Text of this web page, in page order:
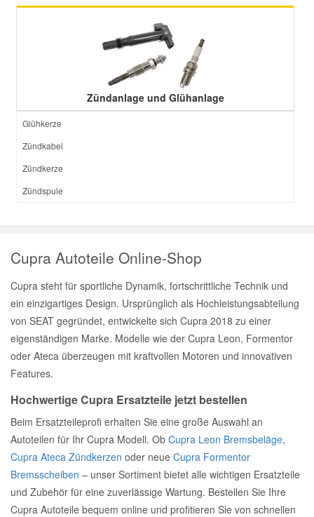
Zündanlage und Glühanlage
Glühkerze
Zündkabel
Zündkerze
Zündspule
Cupra Autoteile Online-Shop
Cupra steht für sportliche Dynamik, fortschrittliche Technik und
ein einzigartiges Design. Ursprünglich als Hochleistungsabteilung
von SEAT gegründet, entwickelte sich Cupra 2018 zu einer
eigenständigen Marke. Modelle wie der Cupra Leon, Formentor
oder Ateca überzeugen mit kraftvollen Motoren und innovativen
Features.
Hochwertige Cupra Ersatzteile jetzt bestellen
Beim Ersatzteileprofi erhalten Sie eine große Auswahl an
Autoteilen für Ihr Cupra Modell. Ob Cupra Leon Bremsbeläge,
Cupra Ateca Zündkerzen oder neue Cupra Formentor
Bremsscheiben – unser Sortiment bietet alle wichtigen Ersatzteile
und Zubehör für eine zuverlässige Wartung. Bestellen Sie Ihre
Cupra Autoteile bequem online und profitieren Sie von schnellen